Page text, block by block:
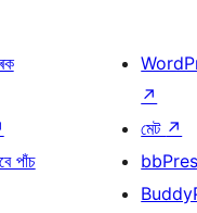
পাঁচ
↗
মেট ↗